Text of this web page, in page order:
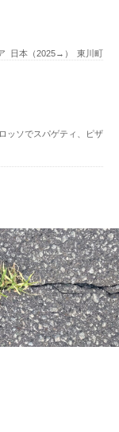
日本（2025→） 東川町
ッソでスパゲティ、ピザ